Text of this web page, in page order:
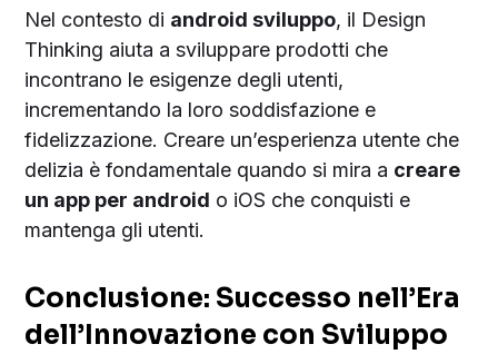
Nel contesto di android sviluppo, il Design
Thinking aiuta a sviluppare prodotti che
incontrano le esigenze degli utenti,
incrementando la loro soddisfazione e
fidelizzazione. Creare un’esperienza utente che
delizia è fondamentale quando si mira a creare
un app per android o iOS che conquisti e
mantenga gli utenti.
Conclusione: Successo nell’Era
dell’Innovazione con Sviluppo